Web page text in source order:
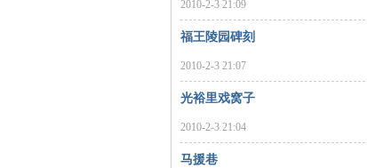
2010-2-3 21:09
福王陵园碑刻
2010-2-3 21:07
光裕里戏窝子
2010-2-3 21:04
马援巷